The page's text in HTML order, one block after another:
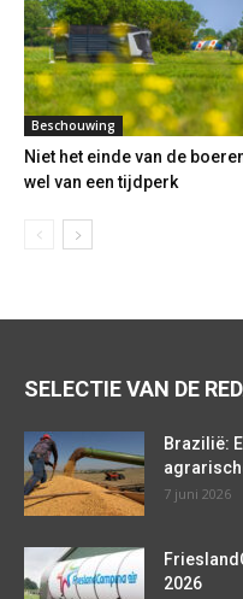
Beschouwing
Niet het einde van de
wel van een tijdperk
SELECTIE VAN DE
Brazilië:
7 juni 2026
2026